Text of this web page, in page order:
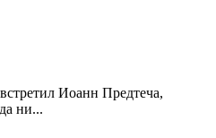
Иоанн Предтеча,
ни...